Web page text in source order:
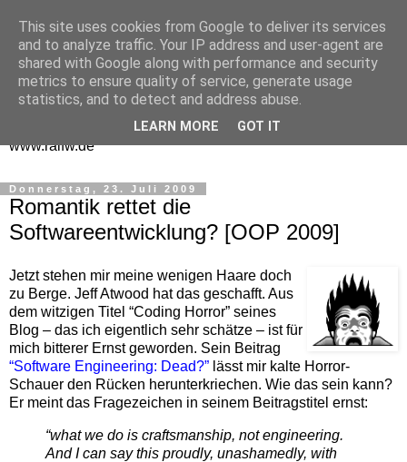
One Man Think Tank
Gedanken
Spontanes und Überlegtes aus meinem "Denkraum" -
www.ralfw.de
Donnerstag, 23. Juli 2009
Romantik rettet die
Softwareentwicklung? [OOP 2009]
Jetzt stehen mir meine wenigen Haare doch
zu Berge. Jeff Atwood hat das geschafft. Aus
dem witzigen Titel “Coding Horror” seines
Blog – das ich eigentlich sehr schätze – ist für
mich bitterer Ernst geworden. Sein Beitrag
“Software Engineering: Dead?” lässt mir kalte Horror-
Schauer den Rücken herunterkriechen. Wie das sein kann?
Er meint das Fragezeichen in seinem Beitragstitel ernst:
“what we do is craftsmanship, not engineering.
And I can say this proudly, unashamedly, with
This site uses cookies from Google to deliver its services
and to analyze traffic. Your IP address and user-agent are
shared with Google along with performance and security
metrics to ensure quality of service, generate usage
statistics, and to detect and address abuse.
LEARN MORE GOT IT